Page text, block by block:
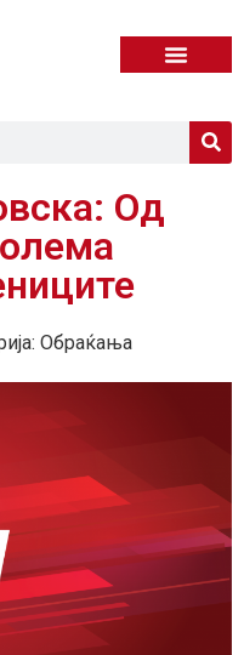
Од
Обраќања